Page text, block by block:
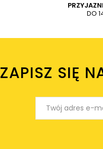
DO
ZAPISZ SIĘ